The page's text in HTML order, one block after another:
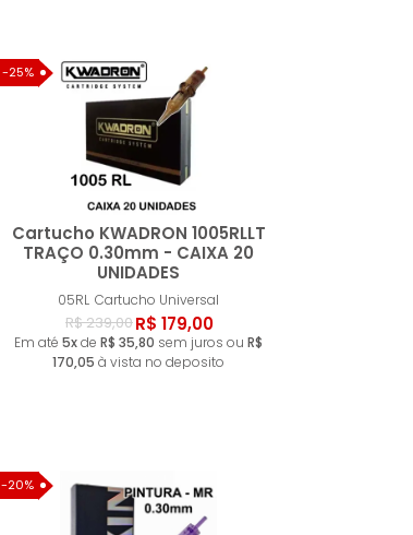
-25%
Cartucho KWADRON 1005RLLT
TRAÇO 0.30mm - CAIXA 20
UNIDADES
05RL Cartucho Universal
R$ 239,00R$ 179,00
Em até 5xde R$ 35,80 sem juros ou R$
170,05 à vista no deposito
Comprar
-20%